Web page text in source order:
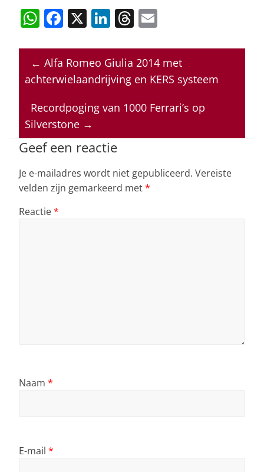
W
at
s
p
p
F
c
e
o
o
k
X Li
k
e
dI
n
T
re
a
s
ai
l
← Alfa Romeo Giulia 2014 met
achterwielaandrijving en KERS systeem
Recordpoging van 1000 Ferrari’s op
Silverstone →
Geef een reactie
Je e-mailadres wordt niet gepubliceerd. Vereiste
velden zijn gemarkeerd met*
Reactie*
Naam *
E-mail *